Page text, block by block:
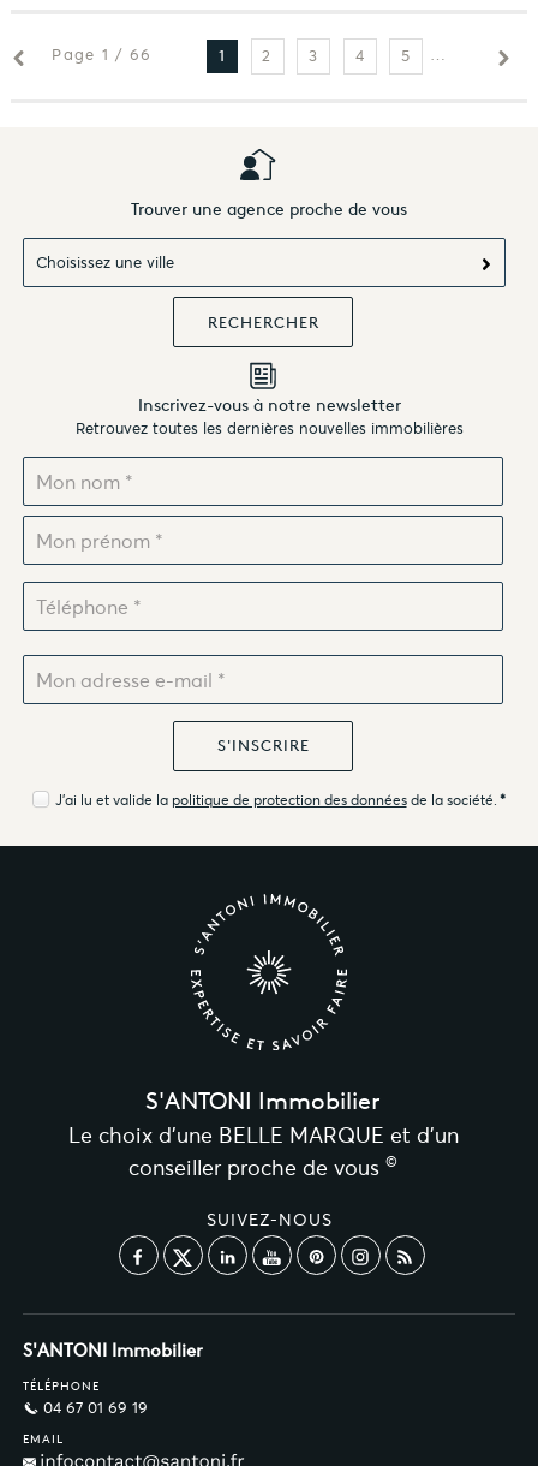
Page 1 / 66 1 2 3 4 5 7
Trouver une agence proche de vous
Choisissez une ville
Inscrivez-vous à notre newsletter
Retrouvez toutes les dernières nouvelles immobilières
J'ai lu et valide la politique de protection des donnéesde la société. *
S'ANTONI Immobilier
Le choix d’une BELLE MARQUE et d’un
conseiller proche de vous ©
SUIVEZ-NOUS
S'ANTONI Immobilier
TÉLÉPHONE
04 67 01 69 19
EMAIL